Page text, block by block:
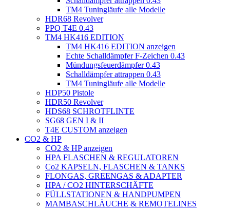
TM4 Tuningläufe alle Modelle
HDR68 Revolver
PPQ T4E 0.43
TM4 HK416 EDITION
TM4 HK416 EDITION anzeigen
Echte Schalldämpfer F-Zeichen 0.43
Mündungsfeuerdämpfer 0.43
Schalldämpfer attrappen 0.43
TM4 Tuningläufe alle Modelle
HDP50 Pistole
HDR50 Revolver
HDS68 SCHROTFLINTE
SG68 GEN I & II
T4E CUSTOM anzeigen
CO2 & HP
CO2 & HP anzeigen
HPA FLASCHEN & REGULATOREN
Co2 KAPSELN, FLASCHEN & TANKS
FLONGAS, GREENGAS & ADAPTER
HPA / CO2 HINTERSCHÄFTE
FÜLLSTATIONEN & HANDPUMPEN
MAMBASCHLÄUCHE & REMOTELINES